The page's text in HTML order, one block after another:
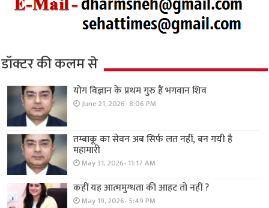
डॉक्टर की कलम से
योग विज्ञान के प्रथम गुरु हैं भगवान शिव
June 21, 2026- 8:06 PM
तम्बाकू का सेवन अब सिर्फ लत नहीं, बन गयी है
महामारी
May 31, 2026- 11:17 AM
कहीं यह आत्ममुग्धता की आहट तो नहीं ?
May 19, 2026- 5:49 PM